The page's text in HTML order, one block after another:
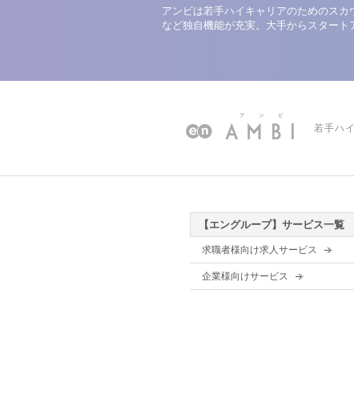
アンビは若手ハイキャリアのためのス
など独自機能が充実。大手からスタート
若手ハ
【エングループ】サービス一覧
求職者様向け求人サービス
企業様向けサービス